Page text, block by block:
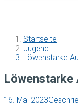
Startseite
Jugend
Löwenstarke
16. Mai 2023